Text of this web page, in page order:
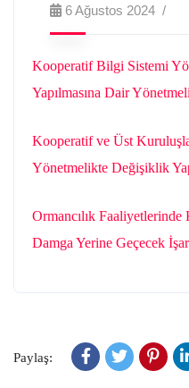
6 Ağustos 2024
Kooperatif Bilgi Sistemi
Yapılmasına Dair
Kooperatif ve Üst
Yönetmelikte Değişiklik
Ormancılık
Damga Yerine Geçecek
Paylaş: